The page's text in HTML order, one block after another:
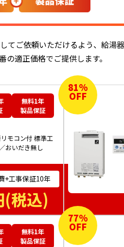
てご依頼いただけるよう、給湯
適正価格でご提供します。
無料1年
製品保証
モコン付 標準工
おいだき無し
+工事保証10年
(税込)
81%
OFF
無料1年
製品保証
77%
OFF